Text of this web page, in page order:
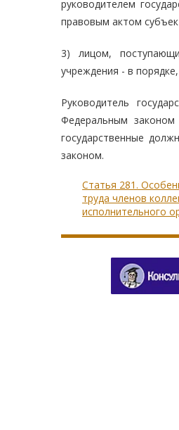
руководителем
правовым актом
3) лицом,
учреждения - в
Руководитель
Федеральным
государственные
законом.
Статья 281.
труда членов
исполнительного